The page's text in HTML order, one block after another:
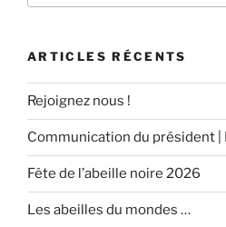
ARTICLES RÉCENTS
Rejoignez nous !
Communication du président |
Fête de l’abeille noire 2026
Les abeilles du mondes …